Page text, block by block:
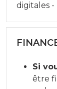
digitales
Si
être